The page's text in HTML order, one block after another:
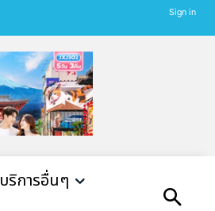
Sign in
บริการอื่นๆ